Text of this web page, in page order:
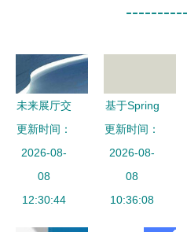
未来展厅交
互新篇章
虚拟主持
人、迎宾系
统与数字内
更新时间：
2026-08-
08
12:30:44
基于Spring
Boot与Vue
的社区医院
管理服务系
统设计与实
更新时间：
2026-08-
08
10:36:08